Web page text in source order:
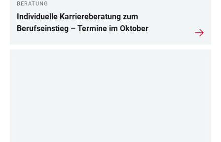
BERATUNG
Individuelle Karriereberatung zum
Berufseinstieg – Termine im Oktober